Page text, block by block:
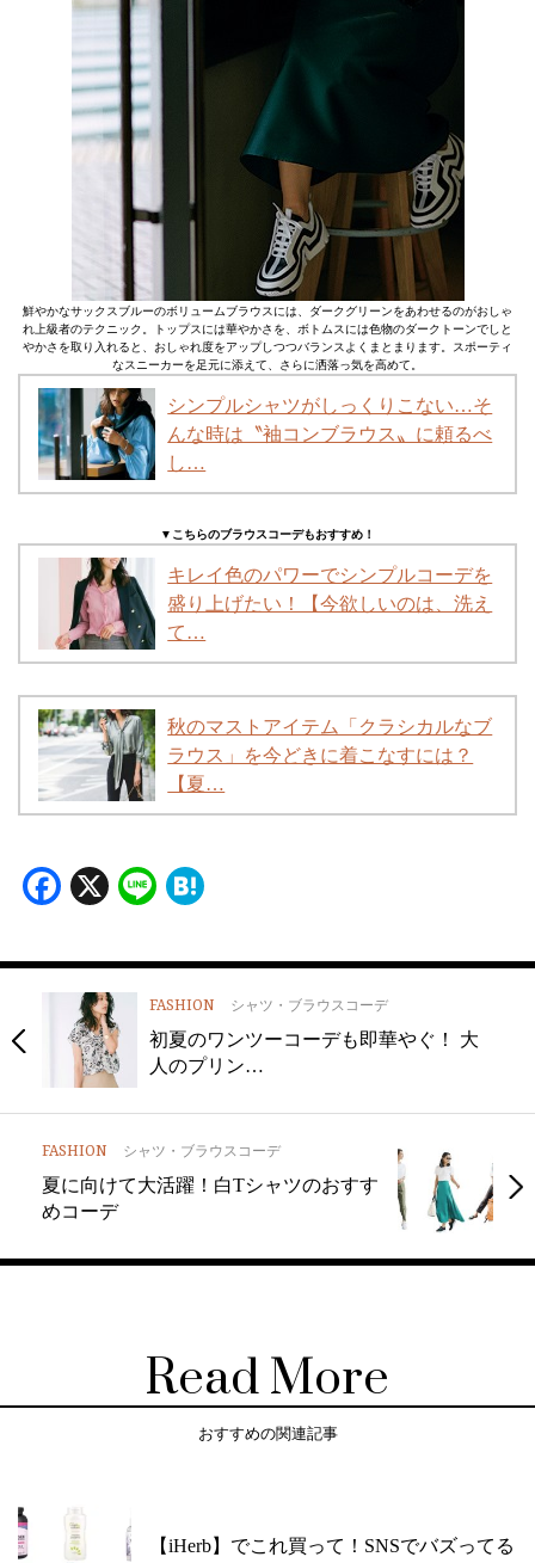
鮮やかなサックスブルーのボリュームブラウスには、ダークグリーンをあわせるのがおしゃ
れ上級者のテクニック。トップスには華やかさを、ボトムスには色物のダークトーンでしと
やかさを取り入れると、おしゃれ度をアップしつつバランスよくまとまります。スポーティ
なスニーカーを足元に添えて、さらに洒落っ気を高めて。
シンプルシャツがしっくりこない…そ
んな時は〝袖コンブラウス〟に頼るべ
し…
▼こちらのブラウスコーデもおすすめ！
キレイ色のパワーでシンプルコーデを
盛り上げたい！【今欲しいのは、洗え
て…
秋のマストアイテム「クラシカルなブ
ラウス」を今どきに着こなすには？
【夏…
Facebook
X Line
FASHION シャツ・ブラウスコーデ
初夏のワンツーコーデも即華やぐ！ 大
人のプリン…
FASHION シャツ・ブラウスコーデ
夏に向けて大活躍！白Tシャツのおすす
めコーデ
Read More
おすすめの関連記事
【iHerb】でこれ買って！SNSでバズってる